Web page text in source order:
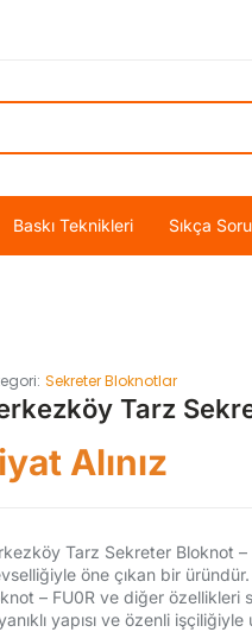
Baskı Teknikleri Sıkça
Sekreter Bloknotlar
Tarz
Alınız
Tarz Sekreter Bloknot –
öne çıkan bir
– FU0R ve diğer özellikleri
yapısı ve özenli